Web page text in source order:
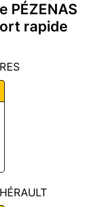
PÉZENAS
rapide